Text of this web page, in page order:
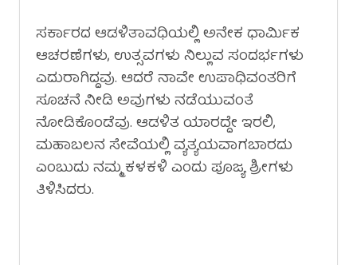
ಸರ್ಕಾರದ ಆಡಳಿತಾವಧಿಯಲ್ಲಿ ಅನೇಕ ಧಾರ್ಮಿಕ
ಆಚರಣೆಗಳು, ಉತ್ಸವಗಳು ನಿಲ್ಲುವ ಸಂದರ್ಭಗಳು
ಎದುರಾಗಿದ್ದವು. ಆದರೆ ನಾವೇ ಉಪಾಧಿವಂತರಿಗೆ
ಸೂಚನೆ ನೀಡಿ ಅವುಗಳು ನಡೆಯುವಂತೆ
ನೋಡಿಕೊಂಡೆವು. ಆಡಳಿತ ಯಾರದ್ದೇ ಇರಲಿ,
ಮಹಾಬಲನ ಸೇವೆಯಲ್ಲಿ ವ್ಯತ್ಯಯವಾಗಬಾರದು
ಎಂಬುದು ನಮ್ಮ ಕಳಕಳಿ ಎಂದು ಪೂಜ್ಯ ಶ್ರೀಗಳು
ತಿಳಿಸಿದರು.